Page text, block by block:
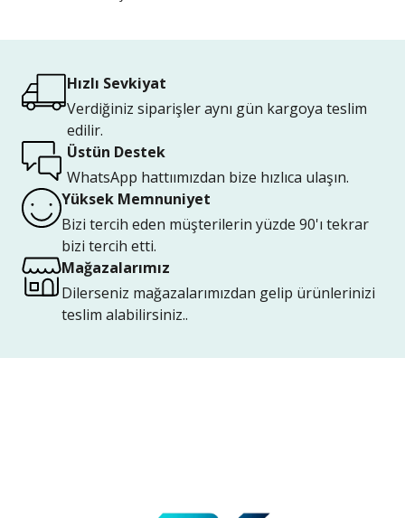
Hızlı Sevkiyat
Verdiğiniz siparişler aynı gün kargoya teslim
edilir.
Üstün Destek
WhatsApp hattıımızdan bize hızlıca ulaşın.
Yüksek Memnuniyet
Bizi tercih eden müşterilerin yüzde 90'ı tekrar
bizi tercih etti.
Mağazalarımız
Dilerseniz mağazalarımızdan gelip ürünlerinizi
teslim alabilirsiniz..